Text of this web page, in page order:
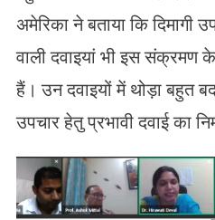
अमेरिका ने बताया कि दिमागी
वाली दवाइयां भी इस संक्रमण के
हैं। उन दवाइयों में थोड़ा
उपचार हेतु प्रभावी दवाई का